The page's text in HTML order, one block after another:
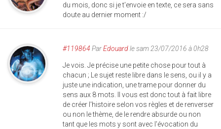
du mois, donc si je t'envoie en texte, ce sera sans
doute au dernier moment :/
#119864 ParEdouardle sam 23/07/2016 à 0h28
Je vois. Je précise une petite chose pour tout à
chacun ; Le sujet reste libre dans le sens, ou il y a
juste une indication, une trame pour donner du
sens aux 8 mots. Il vous est donc tout à fait libre
de créer l'histoire selon vos règles et de renverser
ou non le thème, de le rendre absurde ou non
tant que les mots y sont avec l'évocation du